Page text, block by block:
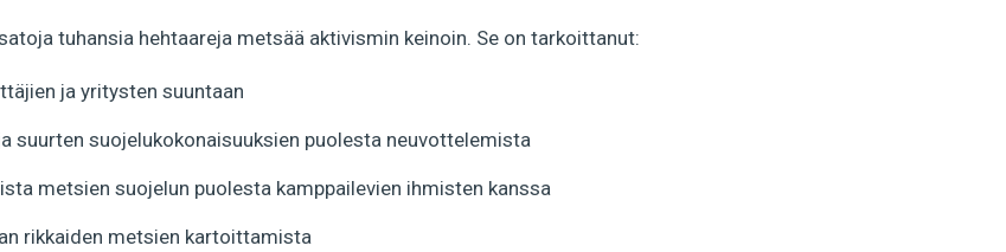
tuhansia hehtaareja metsää aktivismin keinoin. Se on tarkoittanut:
ja yritysten suuntaan
suurten suojelukokonaisuuksien puolesta neuvottelemista
metsien suojelun puolesta kamppailevien ihmisten kanssa
rikkaiden metsien kartoittamista